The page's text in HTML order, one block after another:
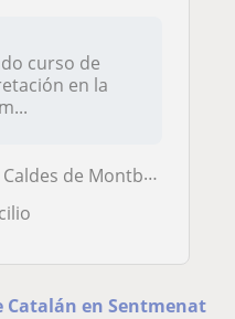
curso de
en la
Sant Llorenç Savall, Sentmena...
Catalán en Sentmenat